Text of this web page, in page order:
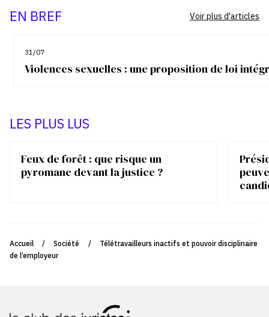
EN BREF
31/07
Violences sexuelles : une proposition de loi
Voir plus d'articles
LES PLUS LUS
Feux de forêt : que risque un
pyromane devant la justice ?
Accueil / Société /
Télétravailleurs inactifs et pouvoir disciplinaire
de l’employeur